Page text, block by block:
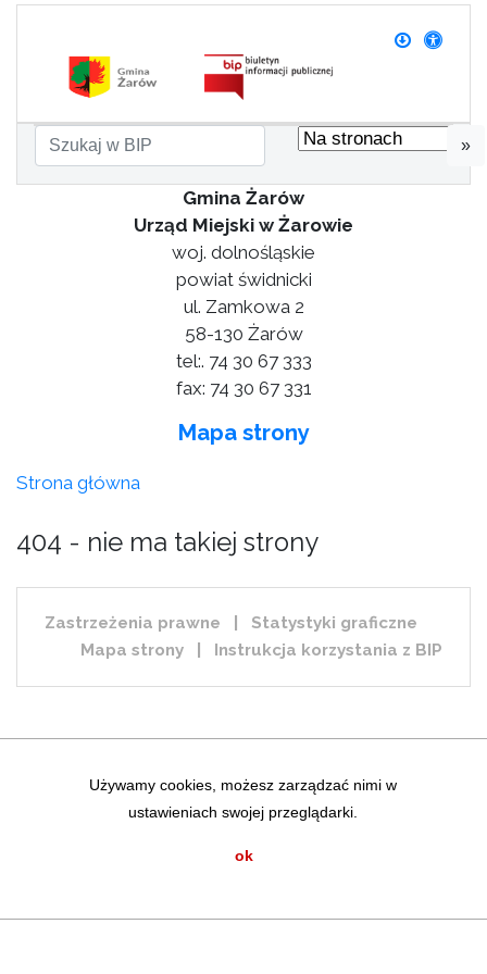
Używamy cookies, możesz zarządzać nimi w
ustawieniach swojej przeglądarki.
ok
»
Gmina Żarów
Urząd Miejski w Żarowie
woj. dolnośląskie
powiat świdnicki
ul. Zamkowa 2
58-130 Żarów
tel:. 74 30 67 333
fax: 74 30 67 331
Mapa strony
Strona główna
404 - nie ma takiej strony
Zastrzeżenia prawne
Statystyki graficzne
Mapa strony
Instrukcja korzystania z BIP